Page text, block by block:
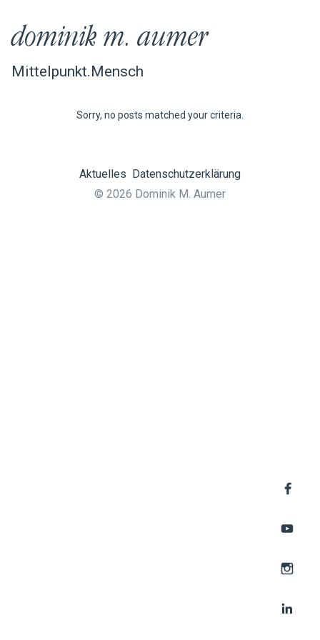
dominik m. aumer
Mittelpunkt.Mensch
Sorry, no posts matched your criteria.
Aktuelles Datenschutzerklärung
© 2026 Dominik M. Aumer